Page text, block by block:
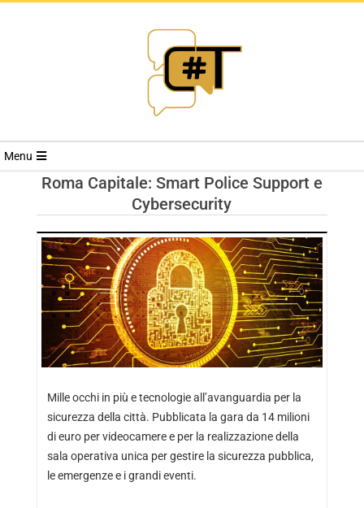
RIVISTA
TRENDS
Menu
Roma Capitale: Smart Police Support e
Cybersecurity
Mille occhi in più e tecnologie all’avanguardia per la
sicurezza della città. Pubblicata la gara da 14 milioni
di euro per videocamere e per la realizzazione della
sala operativa unica per gestire la sicurezza pubblica,
le emergenze e i grandi eventi.